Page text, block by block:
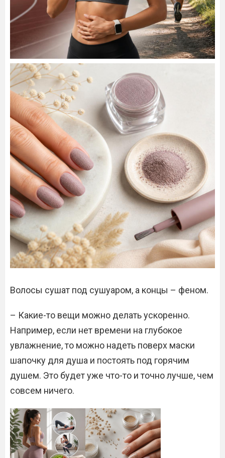
Волосы сушат под сушуаром, а концы – феном.
– Какие-то вещи можно делать ускоренно.
Например, если нет времени на глубокое
увлажнение, то можно надеть поверх маски
шапочку для душа и постоять под горячим
душем. Это будет уже что-то и точно лучше, чем
совсем ничего.